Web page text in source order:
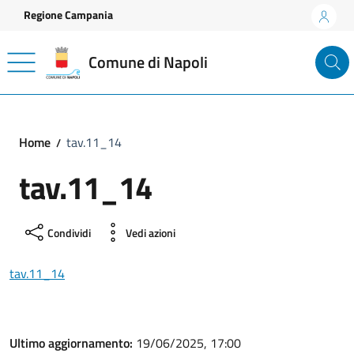
Vai ai contenuti
Vai al footer
Regione Campania
Comune di Napoli
Home tav.11_14
tav.11_14
Condividi Vedi azioni
tav.11_14
Ultimo aggiornamento: 19/06/2025, 17:00